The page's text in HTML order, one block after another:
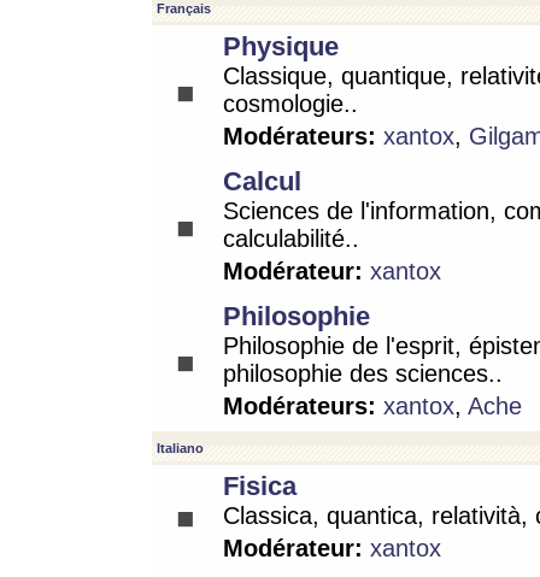
Français
Physique
Classique, quantique,
cosmologie..
Modérateurs: xantox,
Calcul
Sciences de l'information,
calculabilité..
Modérateur: xantox
Philosophie
Philosophie de l'esprit,
philosophie des sciences..
Modérateurs: xantox, Ache
Italiano
Fisica
Classica, quantica, relatività,
Modérateur: xantox